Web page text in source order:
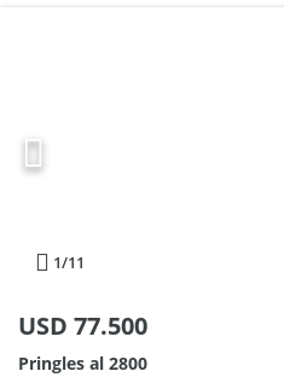
1/11
USD 77.500
Pringles al 2800